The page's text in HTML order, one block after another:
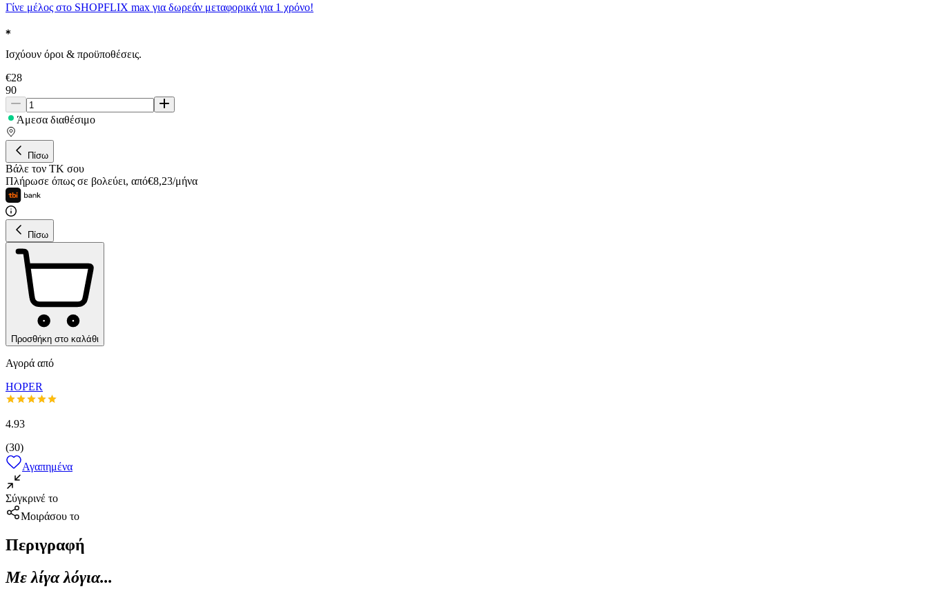
Γίνε μέλος στο SHOPFLIX max για δωρεάν μεταφορικά για 1 χρόνο!
Ισχύουν όροι & προϋποθέσεις.
€28
90
Άμεσα διαθέσιμο
Πίσω
Βάλε τον ΤΚ σου
Πλήρωσε όπως σε βολεύει, από€8,23/μήνα
Πίσω
Προσθήκη στο καλάθι
Αγορά από
HOPER
4.93
(30)
Αγαπημένα
Σύγκρινέ το
Μοιράσου το
Περιγραφή
Με λίγα λόγια...